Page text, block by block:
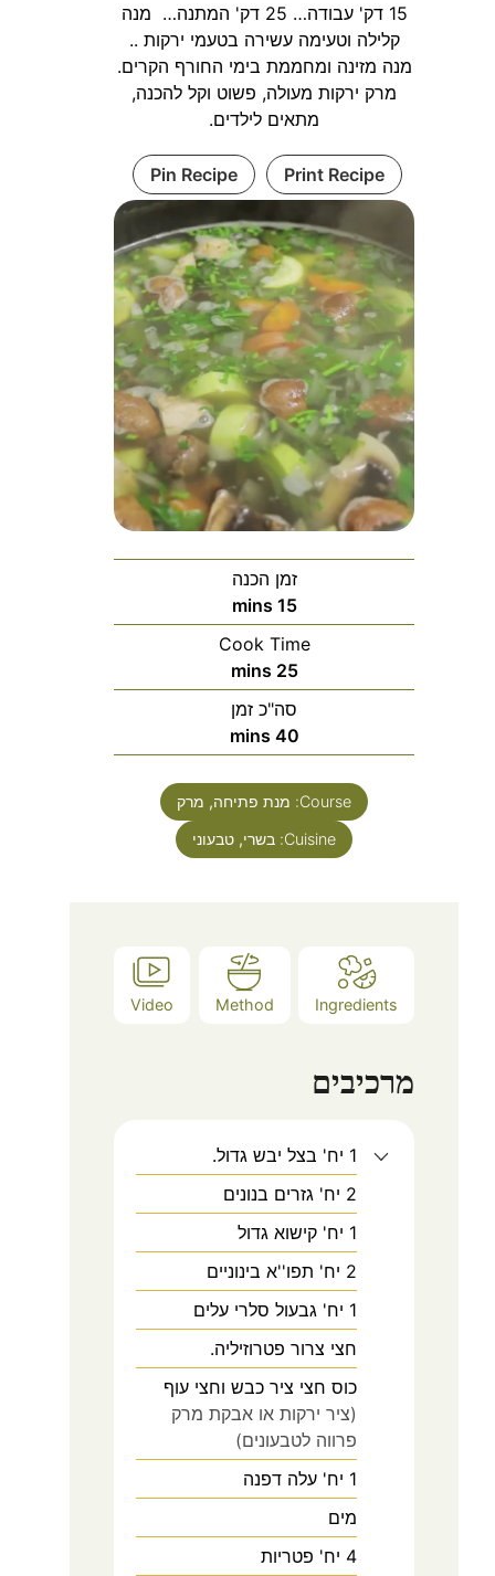
15 דק' עבודה… 25 דק' המתנה… מנה
קלילה וטעימה עשירה בטעמי ירקות ..
מנה מזינה ומחממת בימי החורף הקרים.
מרק ירקות מעולה, פשוט וקל להכנה,
מתאים לילדים.
Print Recipe
Pin Recipe
זמן הכנה
15
mins
Cook Time
25
mins
סה"כ זמן
40
mins
Course: מנת פתיחה, מרק
Cuisine: בשרי, טבעוני
Ingredients
Method
Video
מרכיבים
1 יח' בצל יבש גדול.
2 יח' גזרים בנונים
1 יח' קישוא גדול
2 יח' תפו''א בינוניים
1 יח' גבעול סלרי עלים
חצי צרור פטרוזיליה.
כוס חצי ציר כבש וחצי עוף
(ציר ירקות או אבקת מרק
פרווה לטבעונים)
1 יח' עלה דפנה
מים
4 יח' פטריות